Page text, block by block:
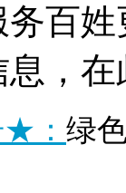
百
，
： 绿